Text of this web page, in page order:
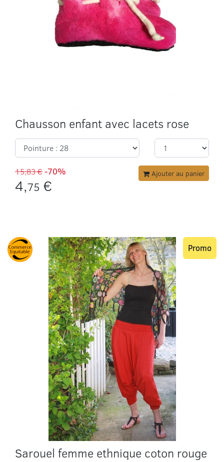
Chausson enfant avec lacets rose
15,83 €-70%
4,75 €
Ajouter au panier
Sarouel femme ethnique coton rouge
Promo